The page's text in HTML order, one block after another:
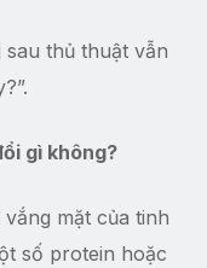
thủ thuật vẫn
gì không?
mặt của tinh
số protein hoặc